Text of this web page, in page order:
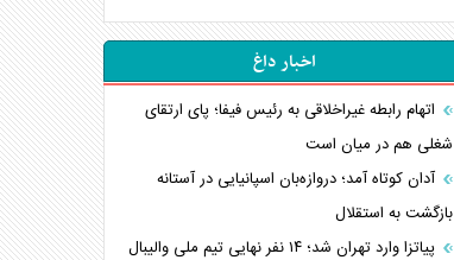
اخبار داغ
اتهام رابطه غیراخلاقی به رئیس فیفا؛ پای ارتقای
شغلی هم در میان است
آدان کوتاه آمد؛ دروازه‌بان اسپانیایی در آستانه
بازگشت به استقلال
پیاتزا وارد تهران شد؛ ۱۴ نفر نهایی تیم ملی والیبال